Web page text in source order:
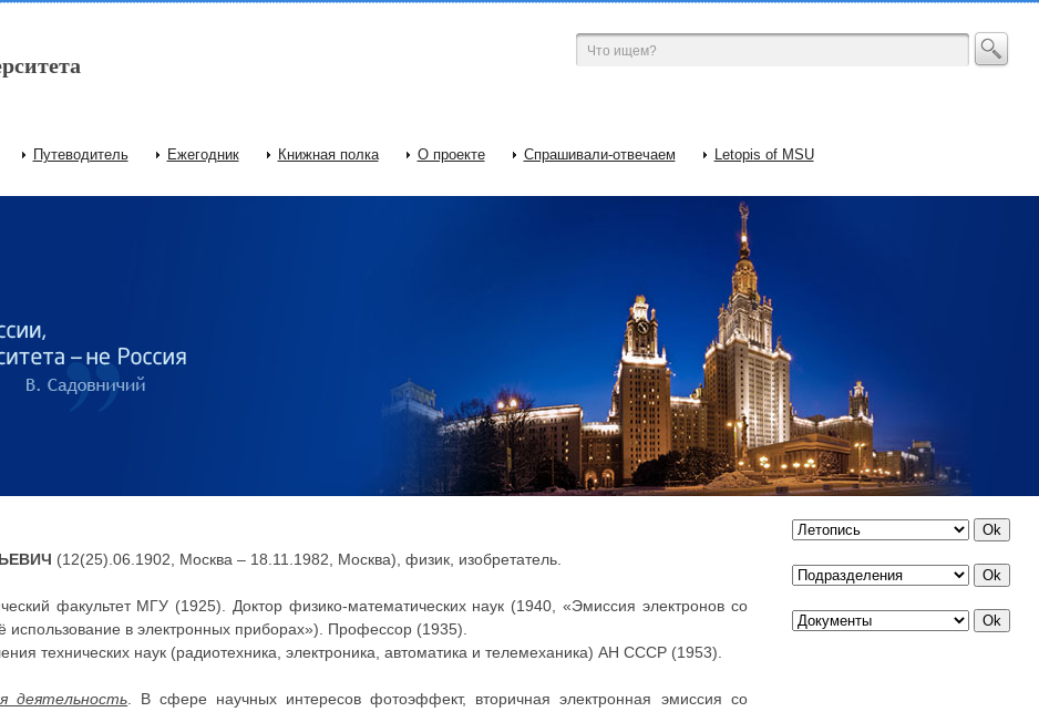
Путеводитель Ежегодник Книжная полка О проекте Спрашивали-отвечаем Letopis of MSU
(12(25).06.1902, Москва – 18.11.1982, Москва), физик, изобретатель.
факультет МГУ (1925). Доктор физико-математических наук (1940, «Эмиссия электронов со
использование в электронных приборах»). Профессор (1935).
технических наук (радиотехника, электроника, автоматика и телемеханика) АН СССР (1953).
деятельность . В сфере научных интересов фотоэффект, вторичная электронная эмиссия со